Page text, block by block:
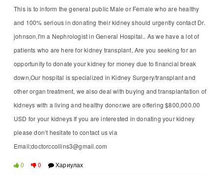
This is to inform the general public Male or Female who are healthy
and 100% serious in donating their kidney should urgently contact Dr.
johnson,I'm a Nephrologist in General Hospital.. As we have a lot of
patients who are here for kidney transplant, Are you seeking for an
opportunity to donate your kidney for money due to financial break
down,Our hospital is specialized in Kidney Surgery/transplant and
other organ treatment, we also deal with buying and transplantation of
kidneys with a living and healthy donor.we are offering $800,000.00
USD for your kidneys If you are interested in donating your kidney
please don’t hesitate to contact us via
Email;doctorccollins3@gmail.com
0 0 Хариулах